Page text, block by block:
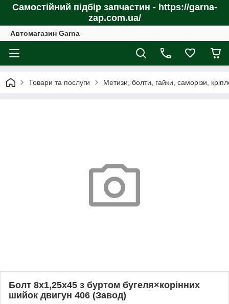
Самостійний підбір запчастин - https://garna-
zap.com.ua/
Автомагазин Garna
Товари та послуги Метизи, болти, гайки, саморізи,
Болт 8х1,25х45 з буртом бугеля×корінних
шийок двигун 406 (Завод)